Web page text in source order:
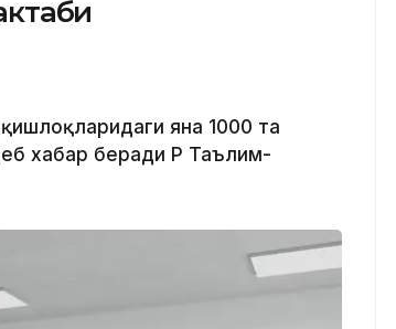
яна 1000 та
хабар беради ҚР Таълим-